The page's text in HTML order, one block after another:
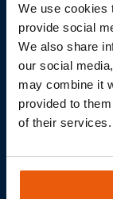
We use cookies
provide social
We also share
our social
may combine it
provided to
of their services.